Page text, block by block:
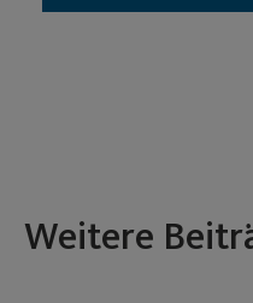
Weitere